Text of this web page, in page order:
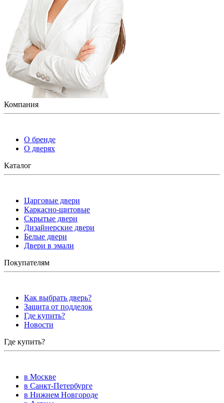
Компания
О бренде
О дверях
Каталог
Царговые двери
Каркасно-щитовые
Скрытые двери
Дизайнерские двери
Белые двери
Двери в эмали
Покупателям
Как выбрать дверь?
Защита от подделок
Где купить?
Новости
Где купить?
в Москве
в Санкт-Петербурге
в Нижнем Новгороде